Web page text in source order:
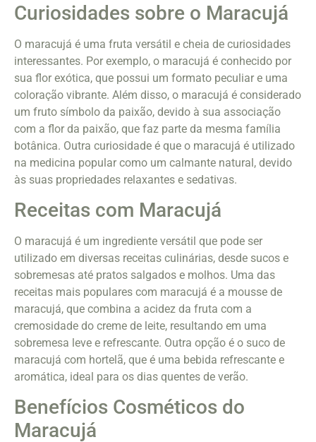
Curiosidades sobre o Maracujá
O maracujá é uma fruta versátil e cheia de curiosidades
interessantes. Por exemplo, o maracujá é conhecido por
sua flor exótica, que possui um formato peculiar e uma
coloração vibrante. Além disso, o maracujá é considerado
um fruto símbolo da paixão, devido à sua associação
com a flor da paixão, que faz parte da mesma família
botânica. Outra curiosidade é que o maracujá é utilizado
na medicina popular como um calmante natural, devido
às suas propriedades relaxantes e sedativas.
Receitas com Maracujá
O maracujá é um ingrediente versátil que pode ser
utilizado em diversas receitas culinárias, desde sucos e
sobremesas até pratos salgados e molhos. Uma das
receitas mais populares com maracujá é a mousse de
maracujá, que combina a acidez da fruta com a
cremosidade do creme de leite, resultando em uma
sobremesa leve e refrescante. Outra opção é o suco de
maracujá com hortelã, que é uma bebida refrescante e
aromática, ideal para os dias quentes de verão.
Benefícios Cosméticos do
Maracujá